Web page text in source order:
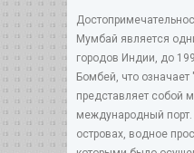
Мумбай является
городов Индии, до
Бомбей, что означает
представляет собой
международный порт.
островах, водное